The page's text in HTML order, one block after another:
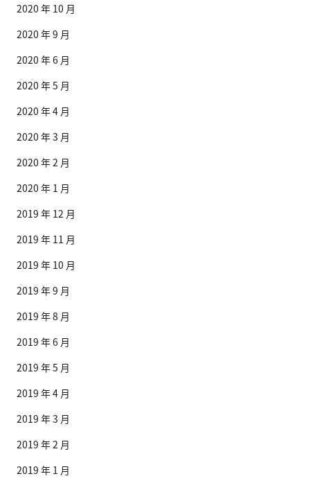
2020 年 10 月
2020 年 9 月
2020 年 6 月
2020 年 5 月
2020 年 4 月
2020 年 3 月
2020 年 2 月
2020 年 1 月
2019 年 12 月
2019 年 11 月
2019 年 10 月
2019 年 9 月
2019 年 8 月
2019 年 6 月
2019 年 5 月
2019 年 4 月
2019 年 3 月
2019 年 2 月
2019 年 1 月